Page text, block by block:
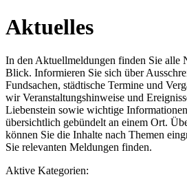
Aktuelles
In den Aktuellmeldungen finden Sie alle
Blick. Informieren Sie sich über
Fundsachen, städtische Termine und
wir Veranstaltungshinweise und
Liebenstein sowie wichtige
übersichtlich gebündelt an einem Ort.
können Sie die Inhalte nach Themen
Sie relevanten Meldungen finden.
Aktive Kategorien: